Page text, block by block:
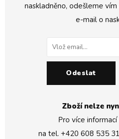
naskladněno, odešleme
e-mail o
Odeslat
Zboží nelze
Pro více
na tel. +420 608 535